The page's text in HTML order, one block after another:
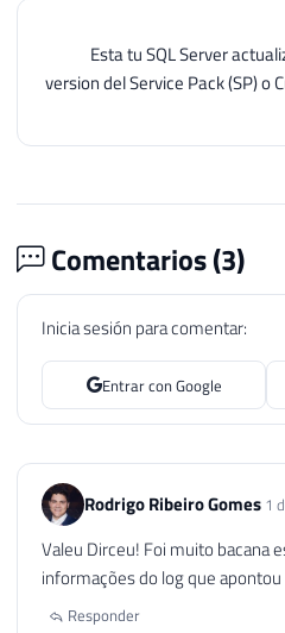
Esta tu SQL Server
version del Service Pack (SP) o
Comentarios (3)
Inicia sesión para comentar:
Entrar con Google
Rodrigo Ribeiro Gomes 1
Valeu Dirceu! Foi muito bacana
informações do log que
Responder